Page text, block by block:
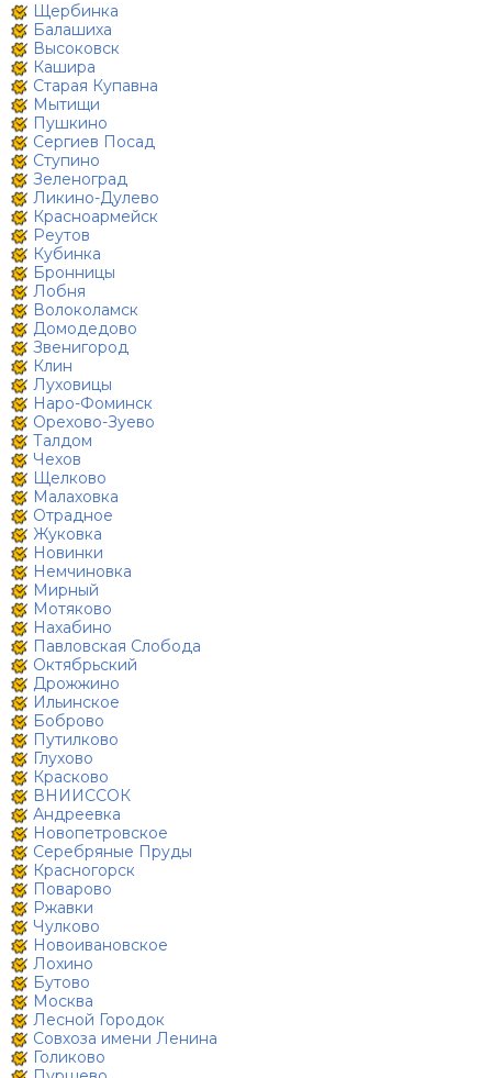
Щербинка
Балашиха
Высоковск
Кашира
Старая Купавна
Мытищи
Пушкино
Сергиев Посад
Ступино
Зеленоград
Ликино-Дулево
Красноармейск
Реутов
Кубинка
Бронницы
Лобня
Волоколамск
Домодедово
Звенигород
Клин
Луховицы
Наро-Фоминск
Орехово-Зуево
Талдом
Чехов
Щелково
Малаховка
Отрадное
Жуковка
Новинки
Немчиновка
Мирный
Мотяково
Нахабино
Павловская Слобода
Октябрьский
Дрожжино
Ильинское
Боброво
Путилково
Глухово
Красково
ВНИИССОК
Андреевка
Новопетровское
Серебряные Пруды
Красногорск
Поварово
Ржавки
Чулково
Новоивановское
Лохино
Бутово
Москва
Лесной Городок
Совхоза имени Ленина
Голиково